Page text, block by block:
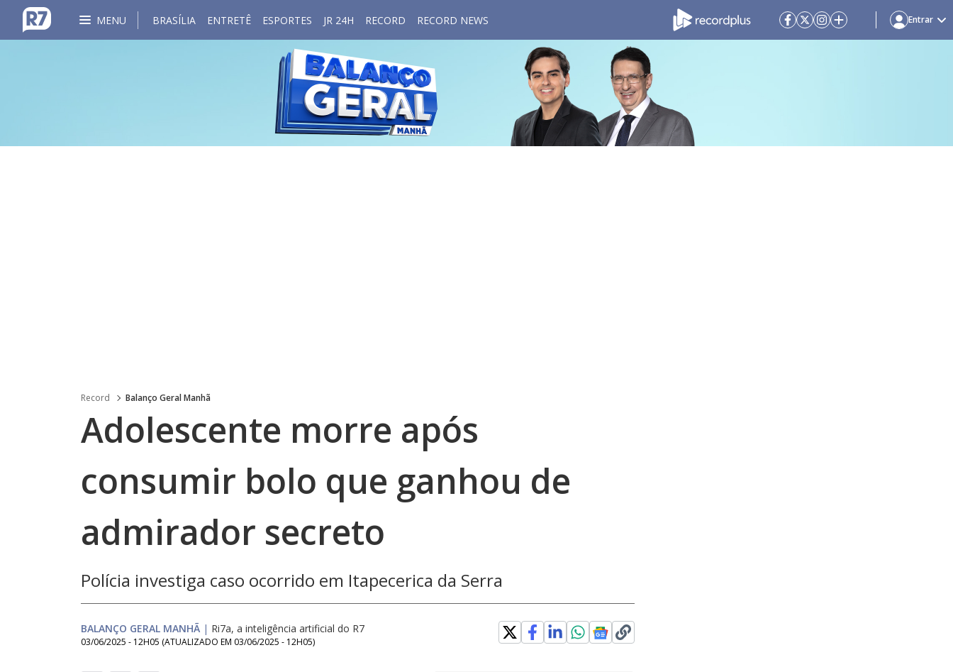
MENU BRASÍLIA ENTRETÊ ESPORTES JR 24H RECORD RECORD NEWS Entrar
Record Balanço Geral Manhã
Adolescente morre após
consumir bolo que ganhou de
admirador secreto
Polícia investiga caso ocorrido em Itapecerica da Serra
BALANÇO GERAL MANHÃ | Ri7a, a inteligência artificial do R7
03/06/2025 - 12H05 (ATUALIZADO EM 03/06/2025 - 12H05)